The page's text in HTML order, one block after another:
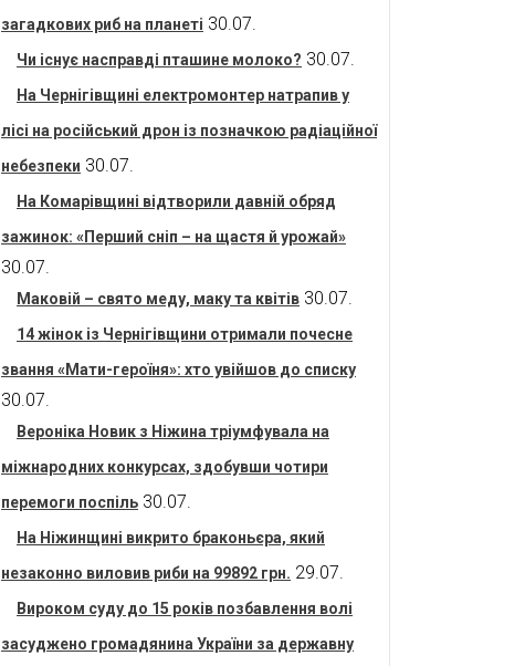
загадкових риб на планеті 30.07.
Чи існує насправді пташине молоко? 30.07.
На Чернігівщині електромонтер натрапив у
лісі на російський дрон із позначкою радіаційної
небезпеки 30.07.
На Комарівщині відтворили давній обряд
зажинок: «Перший сніп – на щастя й урожай»
30.07.
Маковій – свято меду, маку та квітів 30.07.
14 жінок із Чернігівщини отримали почесне
звання «Мати-героїня»: хто увійшов до списку
30.07.
Вероніка Новик з Ніжина тріумфувала на
міжнародних конкурсах, здобувши чотири
перемоги поспіль 30.07.
На Ніжинщині викрито браконьєра, який
незаконно виловив риби на 99892 грн. 29.07.
Вироком суду до 15 років позбавлення волі
засуджено громадянина України за державну